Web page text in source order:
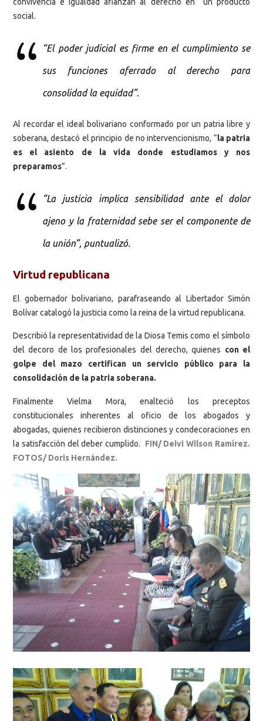
social.
“El poder judicial es firme en el cumplimiento se
sus funciones aferrado al derecho para
consolidad la equidad”.
Al recordar el ideal bolivariano conformado por un patria libre y
soberana, destacó el principio de no intervencionismo, “la patria
es el asiento de la vida donde estudiamos y nos
preparamos”.
“La justicia implica sensibilidad ante el dolor
ajeno y la fraternidad sebe ser el componente de
la unión”, puntualizó.
Virtud republicana
El gobernador bolivariano, parafraseando al Libertador Simón
Bolívar catalogó la justicia como la reina de la virtud republicana.
Describió la representatividad de la Diosa Temis como el símbolo
del decoro de los profesionales del derecho, quienes con el
golpe del mazo certifican un servicio público para la
consolidación de la patria soberana.
Finalmente Vielma Mora, enalteció los preceptos
constitucionales inherentes al oficio de los abogados y
abogadas, quienes recibieron distinciones y condecoraciones en
la satisfacción del deber cumplido.
FIN/ Deivi Wilson Ramírez.
FOTOS/ Doris Hernández.